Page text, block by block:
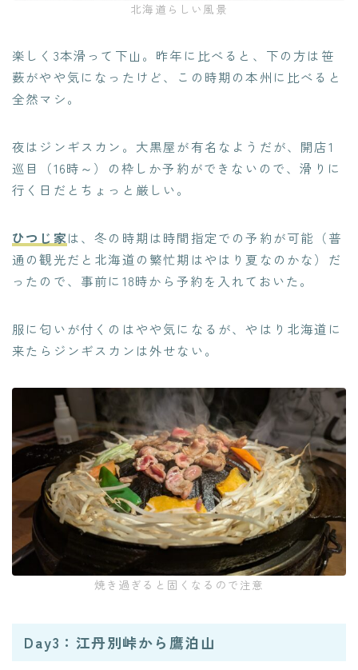
北海道らしい風景
楽しく3本滑って下山。昨年に比べると、下の方は笹
薮がやや気になったけど、この時期の本州に比べると
全然マシ。
夜はジンギスカン。大黒屋が有名なようだが、開店1
巡目（16時～）の枠しか予約ができないので、滑りに
行く日だとちょっと厳しい。
ひつじ家は、冬の時期は時間指定での予約が可能（普
通の観光だと北海道の繁忙期はやはり夏なのかな）だ
ったので、事前に18時から予約を入れておいた。
服に匂いが付くのはやや気になるが、やはり北海道に
来たらジンギスカンは外せない。
焼き過ぎると固くなるので注意
Day3：江丹別峠から鷹泊山